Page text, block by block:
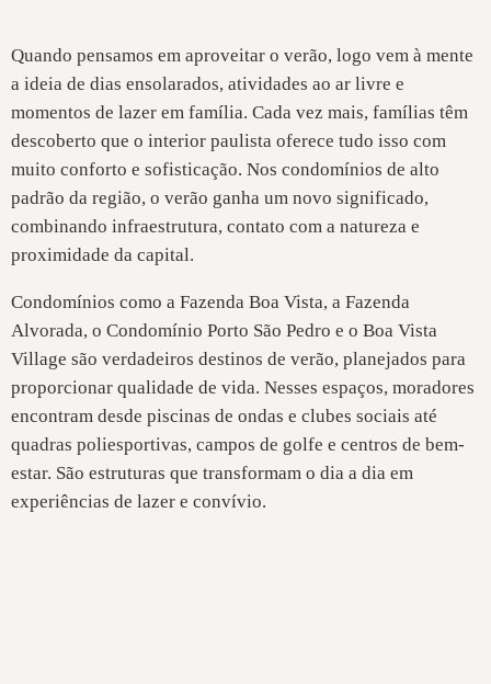
Quando pensamos em aproveitar o verão, logo vem à mente
a ideia de dias ensolarados, atividades ao ar livre e
momentos de lazer em família. Cada vez mais, famílias têm
descoberto que o interior paulista oferece tudo isso com
muito conforto e sofisticação. Nos condomínios de alto
padrão da região, o verão ganha um novo significado,
combinando infraestrutura, contato com a natureza e
proximidade da capital.
Condomínios como a Fazenda Boa Vista, a Fazenda
Alvorada, o Condomínio Porto São Pedro e o Boa Vista
Village são verdadeiros destinos de verão, planejados para
proporcionar qualidade de vida. Nesses espaços, moradores
encontram desde piscinas de ondas e clubes sociais até
quadras poliesportivas, campos de golfe e centros de bem-
estar. São estruturas que transformam o dia a dia em
experiências de lazer e convívio.